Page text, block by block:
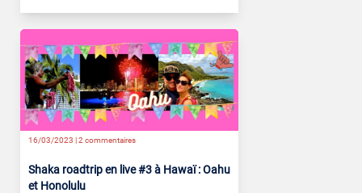
16/03/2023 |2 commentaires
Shaka roadtrip en live #3 à Hawaï : Oahu
et Honolulu